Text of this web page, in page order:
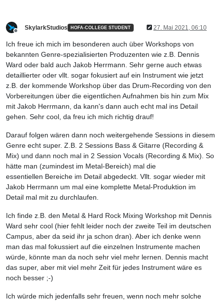
SkylarkStudios HOFA-COLLEGE STUDENT 27. Mai 2021, 06:10
Ich freue ich mich im besonderen auch über Workshops von
bekannten Genre-spezialisierten Produzenten wie z.B. Dennis
Ward oder bald auch Jakob Herrmann. Sehr gerne auch etwas
detaillierter oder vllt. sogar fokusiert auf ein Instrument wie jetzt
z.B. der kommende Workshop über das Drum-Recording von den
Vorbereitungen über die eigentlichen Aufnahmen bis hin zum Mix
mit Jakob Herrmann, da kann's dann auch echt mal ins Detail
gehen. Sehr cool, da freu ich mich richtig drauf!
Darauf folgen wären dann noch weitergehende Sessions in diesem
Genre echt super. Z.B. 2 Sessions Bass & Gitarre (Recording &
Mix) und dann noch mal in 2 Session Vocals (Recording & Mix). So
hätte man (zumindest im Metal-Bereich) mal die
essentiellen Bereiche im Detail abgedeckt. Vllt. sogar wieder mit
Jakob Herrmann um mal eine komplette Metal-Produktion im
Detail mal mit zu durchlaufen.
Ich finde z.B. den Metal & Hard Rock Mixing Workshop mit Dennis
Ward sehr cool (hier fehlt leider noch der zweite Teil im deutschen
Campus, aber da seid ihr ja schon dran). Aber ich denke wenn
man das mal fokussiert auf die einzelnen Instrumente machen
würde, könnte man da noch sehr viel mehr lernen. Dennis macht
das super, aber mit viel mehr Zeit für jedes Instrument wäre es
noch besser ;-)
Ich würde mich jedenfalls sehr freuen, wenn noch mehr solche